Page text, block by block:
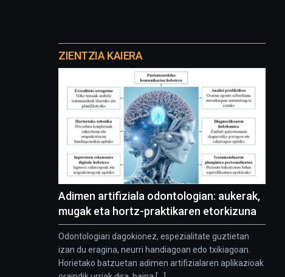
proyectos
ZIENTZIA KAIERA
Adimen artifiziala odontologian: aukerak,
mugak eta hortz-praktikaren etorkizuna
Odontologiari dagokionez, espezialitate guztietan
izan du eragina, neurri handiagoan edo txikiagoan.
Horietako batzuetan adimen artifizialaren aplikazioak